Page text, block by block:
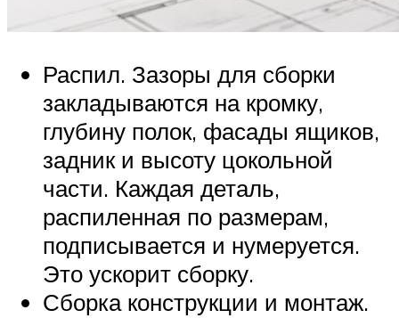
Распил. Зазоры для сборки
закладываются на кромку,
глубину полок, фасады ящиков,
задник и высоту цокольной
части. Каждая деталь,
распиленная по размерам,
подписывается и нумеруется.
Это ускорит сборку.
Сборка конструкции и монтаж.